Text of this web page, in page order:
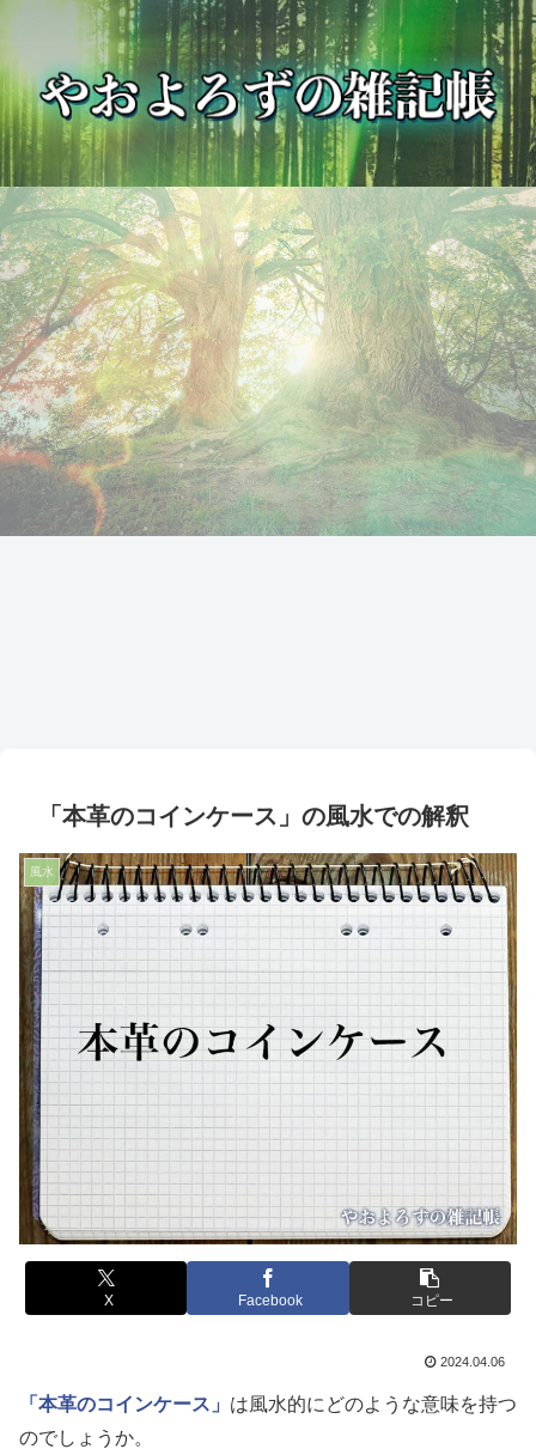
「本革のコインケース」の風水での解釈
風水
X Facebook コピー
2024.04.06
「本革のコインケース」 は風水的にどのような意味を持つ
のでしょうか。